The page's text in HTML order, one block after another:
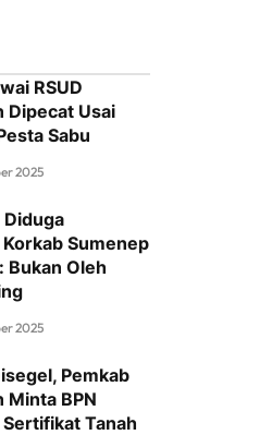
RSUD
Dipecat Usai
Sabu
2025
Diduga
Sumenep
Bukan Oleh
2025
Pemkab
Minta BPN
Tanah